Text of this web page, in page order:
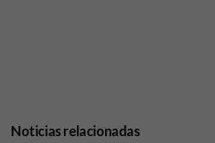
Noticias relacionadas